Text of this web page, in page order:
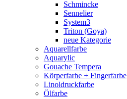
Schmincke
Sennelier
System3
Triton (Goya)
neue Kategorie
Aquarellfarbe
Aquarylic
Gouache Tempera
Körperfarbe + Fingerfarbe
Linoldruckfarbe
Ölfarbe